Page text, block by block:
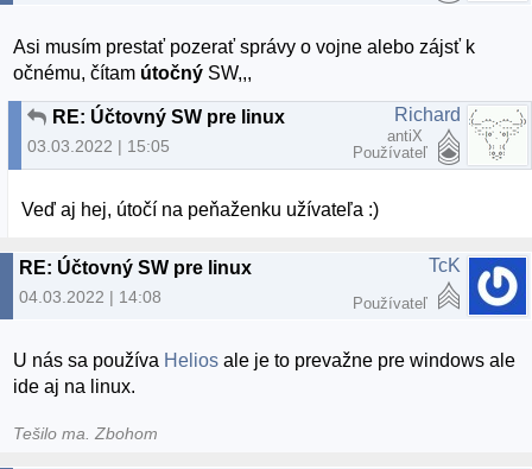
Asi musím prestať pozerať správy o vojne alebo zájsť k
očnému, čítam útočný SW,,,
RE: Účtovný SW pre linux
03.03.2022 | 15:05
Richard
antiX
Používateľ
Veď aj hej, útočí na peňaženku užívateľa :)
RE: Účtovný SW pre linux
04.03.2022 | 14:08
TcK
Používateľ
U nás sa používa Helios ale je to prevažne pre windows ale
ide aj na linux.
Tešilo ma. Zbohom